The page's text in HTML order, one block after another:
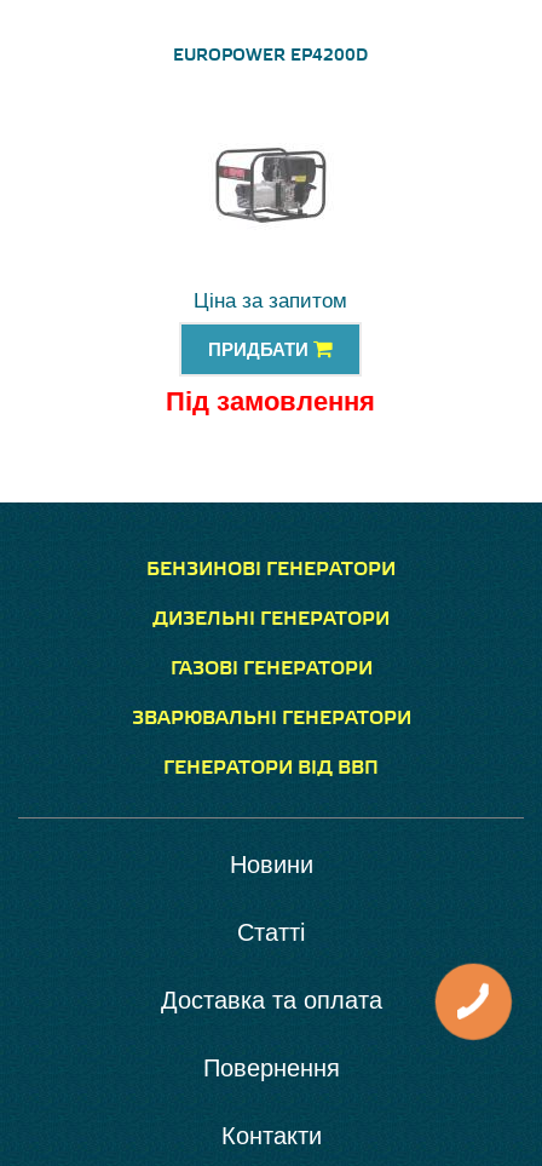
EUROPOWER EP4200D
Ціна за запитом
ПРИДБАТИ
Під замовлення
БЕНЗИНОВІ ГЕНЕРАТОРИ
ДИЗЕЛЬНІ ГЕНЕРАТОРИ
ГАЗОВІ ГЕНЕРАТОРИ
ЗВАРЮВАЛЬНІ ГЕНЕРАТОРИ
ГЕНЕРАТОРИ ВІД ВВП
Новини
Статті
Доставка та оплата
Повернення
Контакти